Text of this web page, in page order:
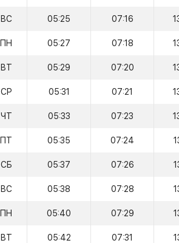
ВС 05:25 07:16
ПН 05:27 07:18
ВТ 05:29 07:20
СР 05:31 07:21
ЧТ 05:33 07:23
ПТ 05:35 07:24
СБ 05:37 07:26
ВС 05:38 07:28
ПН 05:40 07:29
ВТ 05:42 07:31